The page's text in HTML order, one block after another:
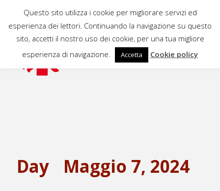
Day Maggio 7, 2024
Questo sito utilizza i cookie per migliorare servizi ed
esperienza dei lettori. Continuando la navigazione su questo
sito, accetti il nostro uso dei cookie, per una tua migliore
esperienza di navigazione.
Accetta Cookie policy